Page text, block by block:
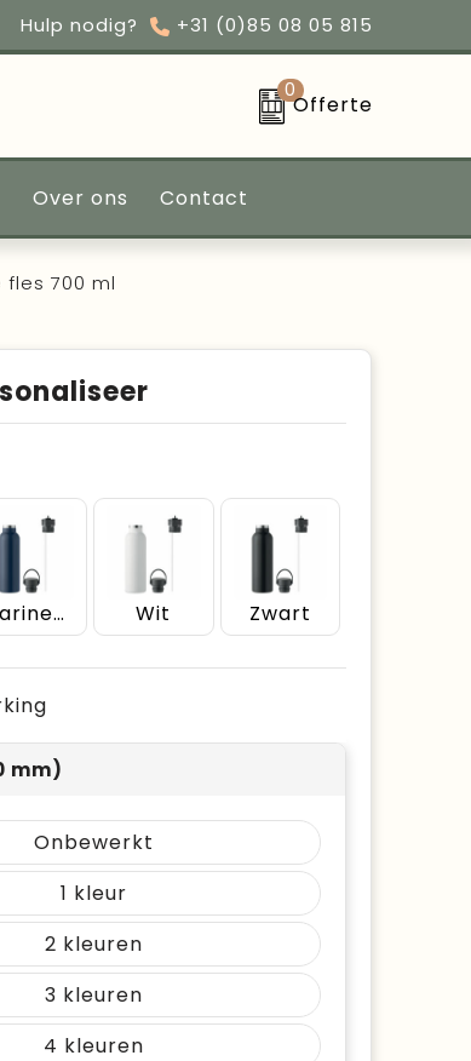
Hulp nodig? +31 (0)85 08 05 815
0
Offerte
Over ons Contact
fles 700 ml
Marineblauw Wit Zwart
mm)
Onbewerkt
1
2
3
4